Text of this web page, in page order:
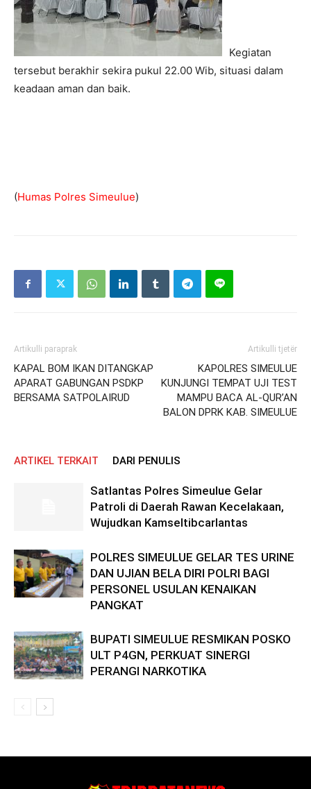
Kegiatan
tersebut berakhir sekira pukul 22.00 Wib, situasi dalam
keadaan aman dan baik.
(Humas Polres Simeulue)
Artikulli paraprak
KAPAL BOM IKAN DITANGKAP
APARAT GABUNGAN PSDKP
BERSAMA SATPOLAIRUD
Artikulli tjetër
KAPOLRES SIMEULUE
KUNJUNGI TEMPAT UJI TEST
MAMPU BACA AL-QUR’AN
BALON DPRK KAB. SIMEULUE
ARTIKEL TERKAIT DARI PENULIS
Satlantas Polres Simeulue Gelar
Patroli di Daerah Rawan Kecelakaan,
Wujudkan Kamseltibcarlantas
POLRES SIMEULUE GELAR TES URINE
DAN UJIAN BELA DIRI POLRI BAGI
PERSONEL USULAN KENAIKAN
PANGKAT
BUPATI SIMEULUE RESMIKAN POSKO
ULT P4GN, PERKUAT SINERGI
PERANGI NARKOTIKA